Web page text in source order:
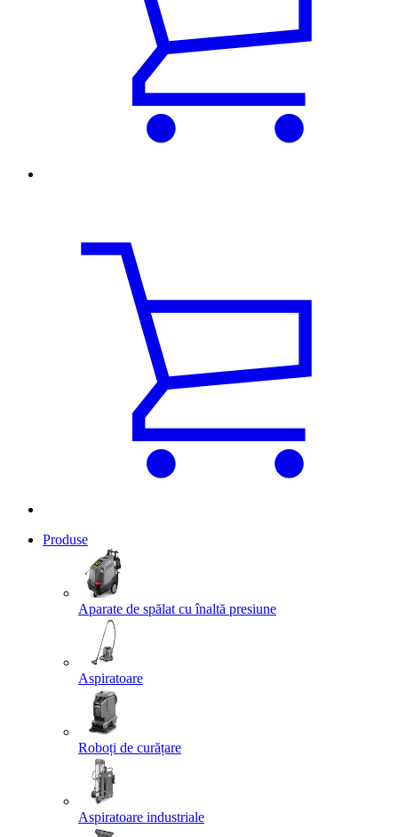
Produse
Aparate de spălat cu înaltă presiune
Aspiratoare
Roboți de curățare
Aspiratoare industriale